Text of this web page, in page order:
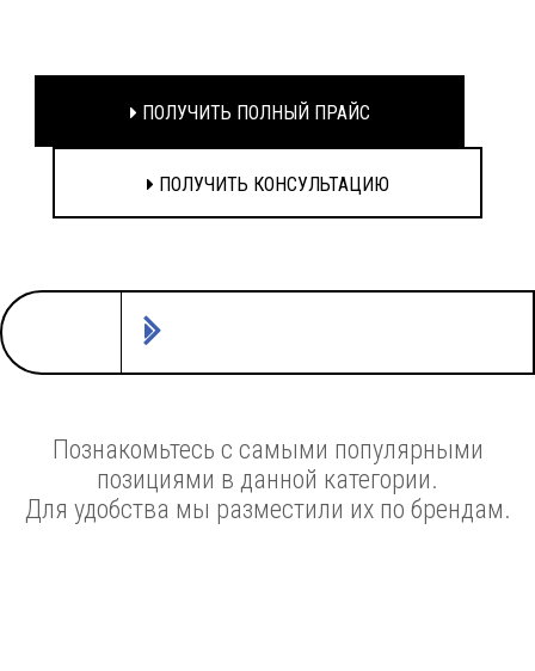
ПОЛУЧИТЬ ПОЛНЫЙ ПРАЙС
ПОЛУЧИТЬ КОНСУЛЬТАЦИЮ
Познакомьтесь с самыми популярными
позициями в данной категории.
Для удобства мы разместили их по брендам.